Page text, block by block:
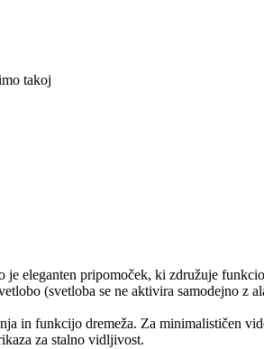
takoj
eleganten pripomoček, ki združuje
(svetloba se ne aktivira samodejno z
in funkcijo dremeža. Za minimalističen
za stalno vidljivost.